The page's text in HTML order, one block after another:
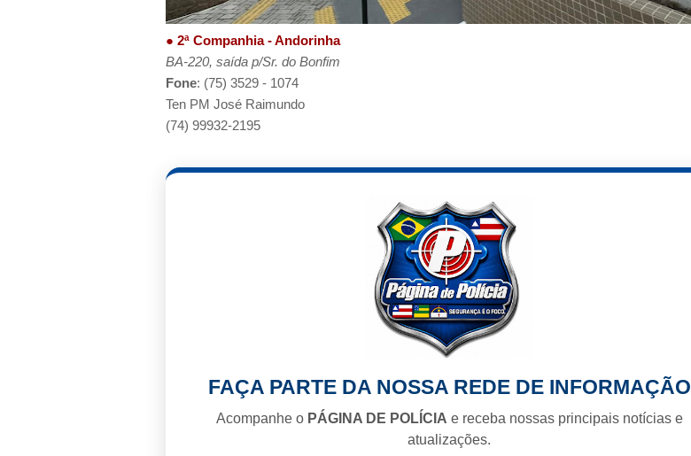
● 2ª Companhia - Andorinha
BA-220, saída p/Sr. do Bonfim
Fone: (75) 3529 - 1074
Ten PM José Raimundo
(74) 99932-2195
FAÇA PARTE DA NOSSA REDE DE INFORMAÇÃO
Acompanhe o PÁGINA DE POLÍCIA e receba nossas principais notícias e
atualizações.